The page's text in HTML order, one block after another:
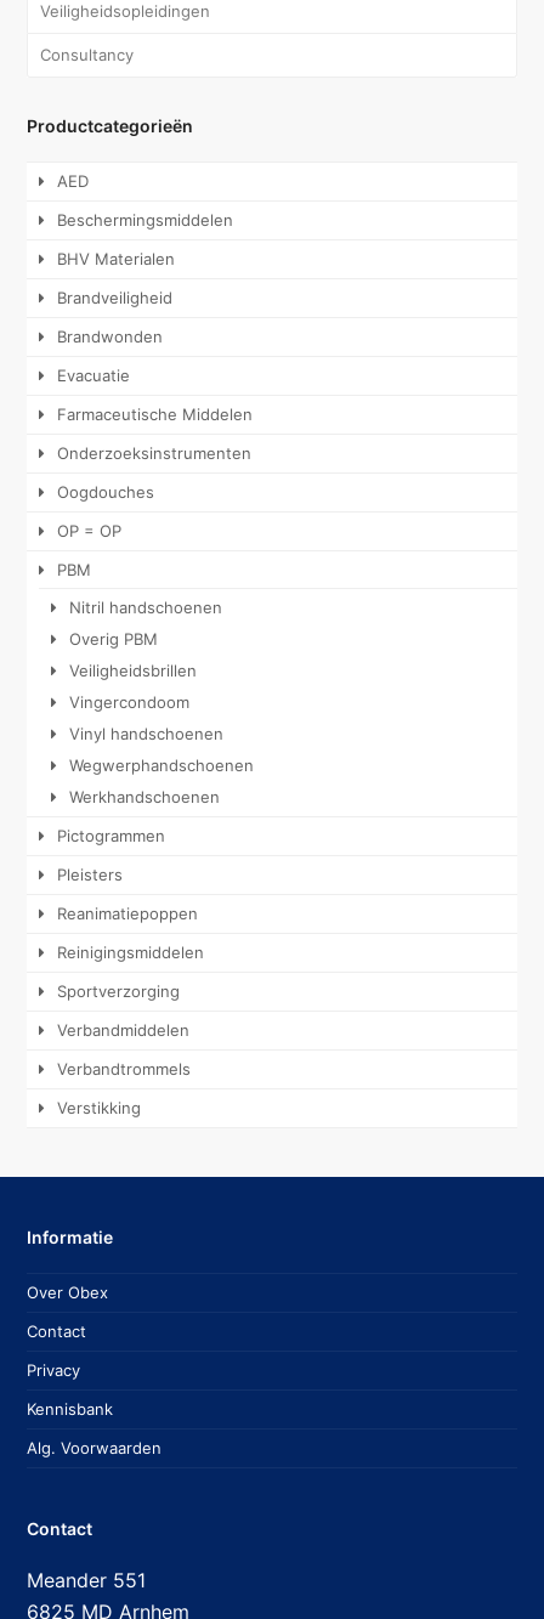
Veiligheidsopleidingen
Consultancy
Productcategorieën
AED
Beschermingsmiddelen
BHV Materialen
Brandveiligheid
Brandwonden
Evacuatie
Farmaceutische Middelen
Onderzoeksinstrumenten
Oogdouches
OP = OP
PBM
Nitril handschoenen
Overig PBM
Veiligheidsbrillen
Vingercondoom
Vinyl handschoenen
Wegwerphandschoenen
Werkhandschoenen
Pictogrammen
Pleisters
Reanimatiepoppen
Reinigingsmiddelen
Sportverzorging
Verbandmiddelen
Verbandtrommels
Verstikking
Informatie
Over Obex
Contact
Privacy
Kennisbank
Alg. Voorwaarden
Contact
Meander 551
6825 MD Arnhem